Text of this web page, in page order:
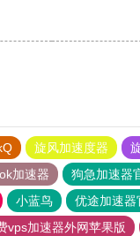
旋风加速度器
加速器
狗急加速器
小蓝鸟 优途加速器
vps加速器外网苹果版